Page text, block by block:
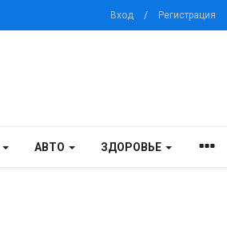
Вход / Регистрация
АВТО ЗДОРОВЬЕ